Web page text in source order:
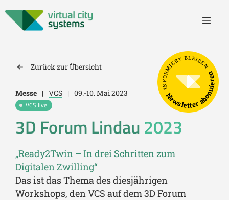
Zurück zur Übersicht
Messe | VCS | 09.-10. Mai 2023
VCS live
3D Forum Lindau2023
„Ready2Twin – In drei Schritten zum
Digitalen Zwilling“
Das ist das Thema des diesjährigen
Workshops, den VCS auf dem 3D Forum
INFORMIERT BLEIBEN
Newsletter abonnieren